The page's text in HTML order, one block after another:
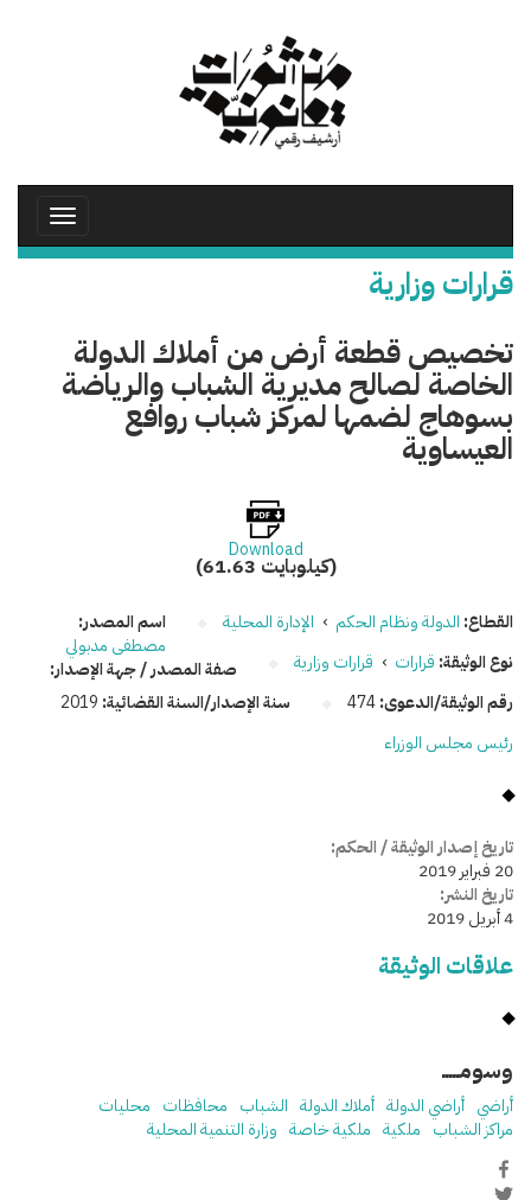
Toggle
قرارات وزارية
تخصيص قطعة أرض من أملاك الدولة
الخاصة لصالح مديرية الشباب والرياضة
بسوهاج لضمها لمركز شباب روافع
العيساوية
Download
(61.63 كيلوبايت)
القطاع: الدولة ونظام الحكم › الإدارة المحلية
نوع الوثيقة: قرارات › قرارات وزارية
رقم الوثيقة/الدعوى:474 سنة الإصدار/السنة القضائية: 2019
اسم المصدر:
مصطفى مدبولي
صفة المصدر / جهة الإصدار:
رئيس مجلس الوزراء
تاريخ إصدار الوثيقة / الحكم:
20 فبراير 2019
تاريخ النشر:
4 أبريل 2019
علاقات الوثيقة
وسومـــــ
أراضي أراضي الدولة أملاك الدولة الشباب محافظات محليات
مراكز الشباب ملكية ملكية خاصة وزارة التنمية المحلية